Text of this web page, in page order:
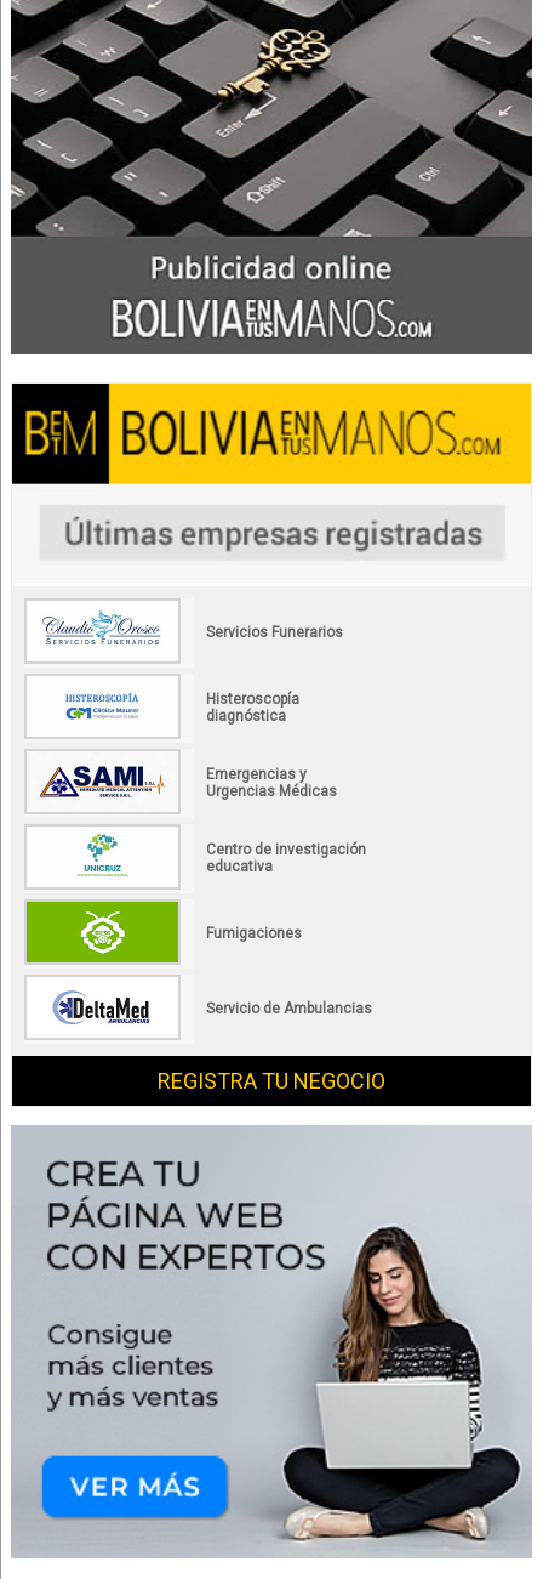
Servicios Funerarios
Histeroscopía
diagnóstica
Emergencias y
Urgencias Médicas
Centro de investigación
educativa
Fumigaciones
Servicio de Ambulancias
REGISTRA TU NEGOCIO